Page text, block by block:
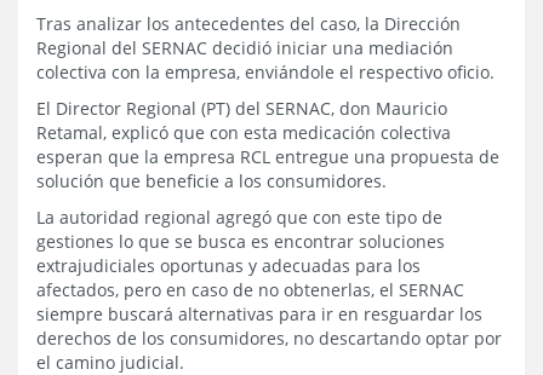
Tras analizar los antecedentes del caso, la Dirección
Regional del SERNAC decidió iniciar una mediación
colectiva con la empresa, enviándole el respectivo oficio.
El Director Regional (PT) del SERNAC, don Mauricio
Retamal, explicó que con esta medicación colectiva
esperan que la empresa RCL entregue una propuesta de
solución que beneficie a los consumidores.
La autoridad regional agregó que con este tipo de
gestiones lo que se busca es encontrar soluciones
extrajudiciales oportunas y adecuadas para los
afectados, pero en caso de no obtenerlas, el SERNAC
siempre buscará alternativas para ir en resguardar los
derechos de los consumidores, no descartando optar por
el camino judicial.